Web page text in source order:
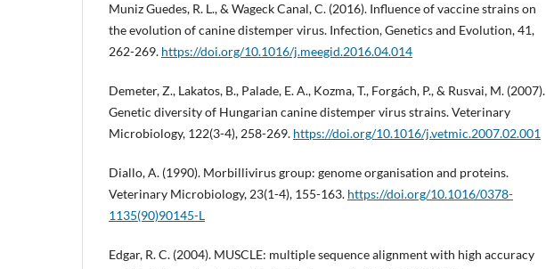
Muniz Guedes, R. L., & Wageck Canal, C. (2016). Influence of vaccine strains on
the evolution of canine distemper virus. Infection, Genetics and Evolution, 41,
262-269. https://doi.org/10.1016/j.meegid.2016.04.014
Demeter, Z., Lakatos, B., Palade, E. A., Kozma, T., Forgách, P., & Rusvai, M. (2007).
Genetic diversity of Hungarian canine distemper virus strains. Veterinary
Microbiology, 122(3-4), 258-269. https://doi.org/10.1016/j.vetmic.2007.02.001
Diallo, A. (1990). Morbillivirus group: genome organisation and proteins.
Veterinary Microbiology, 23(1-4), 155-163. https://doi.org/10.1016/0378-
1135(90)90145-L
Edgar, R. C. (2004). MUSCLE: multiple sequence alignment with high accuracy